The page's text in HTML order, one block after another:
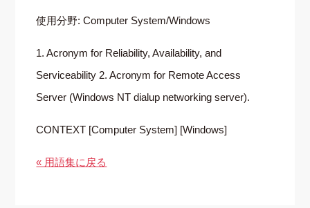
使用分野: Computer System/Windows
1. Acronym for Reliability, Availability, and
Serviceability 2. Acronym for Remote Access
Server (Windows NT dialup networking server).
CONTEXT [Computer System] [Windows]
« 用語集に戻る